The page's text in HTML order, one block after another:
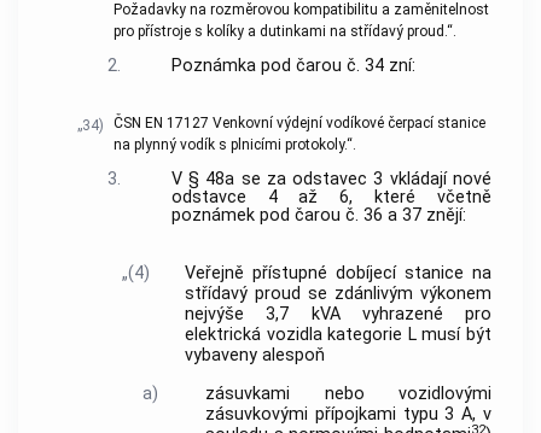
Požadavky na rozměrovou kompatibilitu a zaměnitelnost
pro přístroje s kolíky a dutinkami na střídavý proud.“.
2. Poznámka pod čarou č. 34 zní:
„34)
ČSN EN 17127 Venkovní výdejní vodíkové čerpací stanice
na plynný vodík s plnicími protokoly.“.
3.
V § 48a se za odstavec 3 vkládají nové
odstavce 4 až 6, které včetně
poznámek pod čarou č. 36 a 37 znějí:
„(4)
Veřejně přístupné dobíjecí stanice na
střídavý proud se zdánlivým výkonem
nejvýše 3,7 kVA vyhrazené pro
elektrická vozidla kategorie L musí být
vybaveny alespoň
a)
zásuvkami nebo vozidlovými
zásuvkovými přípojkami typu 3 A, v
32